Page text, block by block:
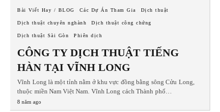
Bài Viết Hay / BLOG Các Dự Án Tham Gia Dịch thuật
Dịch thuật chuyên nghành Dịch thuật công chứng
Dịch thuật Sài Gòn Phiên dịch
CÔNG TY DỊCH THUẬT TIẾNG
HÀN TẠI VĨNH LONG
Vĩnh Long là một tỉnh nằm ở khu vực đồng bằng sông Cửu Long,
thuộc miền Nam Việt Nam. Vĩnh Long cách Thành phố…
8 năm ago